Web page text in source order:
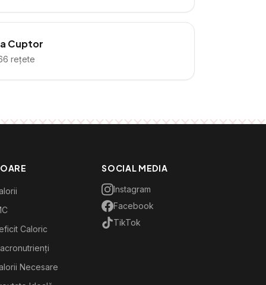
Cuptor
rețete
Caloric
Necesare
SOCIAL MEDIA
Instagram
Facebook
TikTok